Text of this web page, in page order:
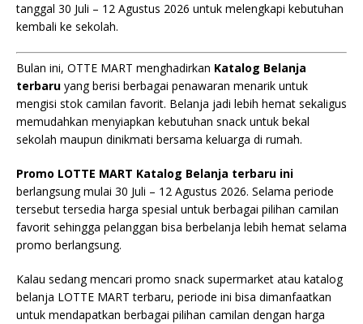
tanggal 30 Juli – 12 Agustus 2026 untuk melengkapi kebutuhan
kembali ke sekolah.
Bulan ini, OTTE MART menghadirkan Katalog Belanja
terbaru yang berisi berbagai penawaran menarik untuk
mengisi stok camilan favorit. Belanja jadi lebih hemat sekaligus
memudahkan menyiapkan kebutuhan snack untuk bekal
sekolah maupun dinikmati bersama keluarga di rumah.
Promo LOTTE MART Katalog Belanja terbaru ini
berlangsung mulai 30 Juli – 12 Agustus 2026. Selama periode
tersebut tersedia harga spesial untuk berbagai pilihan camilan
favorit sehingga pelanggan bisa berbelanja lebih hemat selama
promo berlangsung.
Kalau sedang mencari promo snack supermarket atau katalog
belanja LOTTE MART terbaru, periode ini bisa dimanfaatkan
untuk mendapatkan berbagai pilihan camilan dengan harga